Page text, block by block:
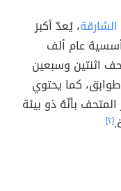
الشارقة، يُعدّ أكبرَ
عام ألف
اثنتين وسبعين
كما يحتوي
بأنّهُ ذو بيئة
[٢]